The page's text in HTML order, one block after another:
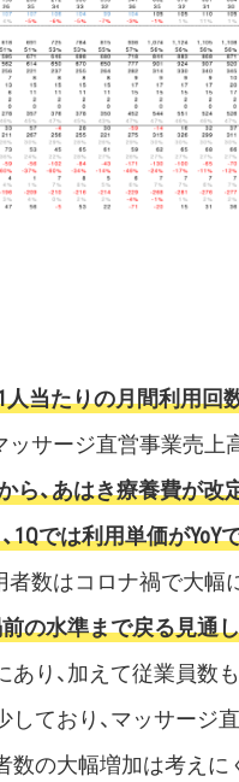
当たりの月間利用回
ッサージ直営事業売上
ら、あはき療養費が改
1Qでは利用単価がYoY
者数はコロナ禍で大幅
の水準まで戻る見通し
り、加えて従業員数
ており、マッサージ
の大幅増加は考えに